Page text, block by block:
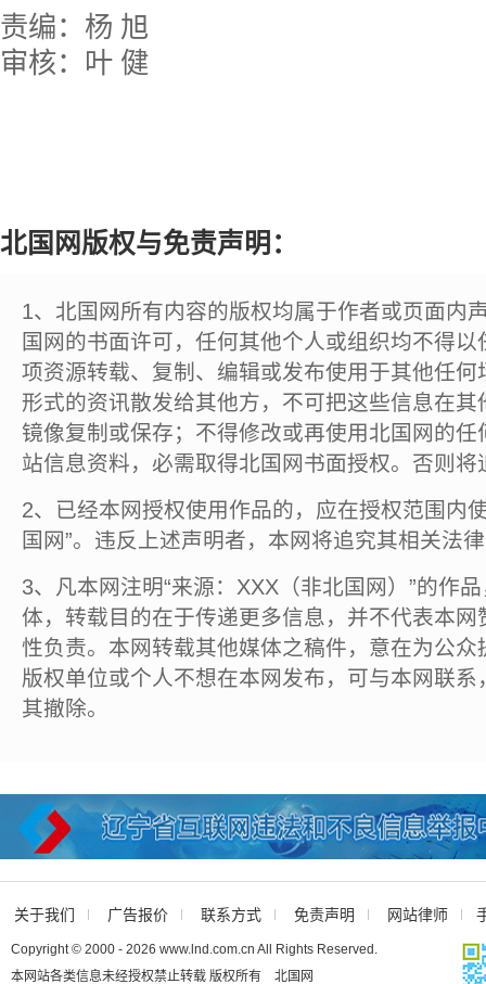
责编：杨 旭
审核：叶 健
北国网版权与免责声明：
1、北国网所有内容的版权均属于作者或页面内
国网的书面许可，任何其他个人或组织均不得
项资源转载、复制、编辑或发布使用于其他任
形式的资讯散发给其他方，不可把这些信息在
镜像复制或保存；不得修改或再使用北国网的
站信息资料，必需取得北国网书面授权。否则将
2、已经本网授权使用作品的，应在授权范围内
国网”。违反上述声明者，本网将追究其相关法
3、凡本网注明“来源：XXX（非北国网）”的作
体，转载目的在于传递更多信息，并不代表本
性负责。本网转载其他媒体之稿件，意在为公
版权单位或个人不想在本网发布，可与本网联
其撤除。
关于我们 广告报价 联系方式 免责声明 网站律师
Copyright © 2000 - 2026 www.lnd.com.cn All Rights Reserved.
本网站各类信息未经授权禁止转载 版权所有 北国网